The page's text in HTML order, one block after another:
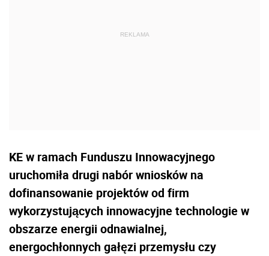
KE w ramach Funduszu Innowacyjnego
uruchomiła drugi nabór wniosków na
dofinansowanie projektów od firm
wykorzystujących innowacyjne technologie w
obszarze energii odnawialnej,
energochłonnych gałęzi przemysłu czy